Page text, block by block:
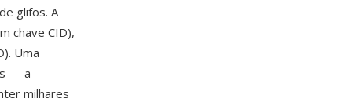
glifos. A
chave CID),
Uma
— a
milhares